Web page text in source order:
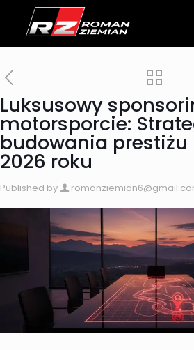
Luksusowy
motorsporcie:
budowania
2026 roku
Published by